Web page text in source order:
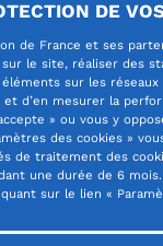
DE
de France et ses
sur le site, réaliser des
sur les
et d’en mesurer la
» ou vous y
des cookies »
de traitement des
une durée de 6
sur le lien «